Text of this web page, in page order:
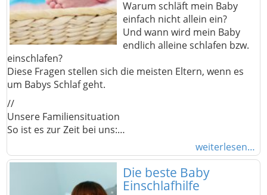
Warum schläft mein Baby
einfach nicht allein ein?
Und wann wird mein Baby
endlich alleine schlafen bzw.
einschlafen?
Diese Fragen stellen sich die meisten Eltern, wenn es
um Babys Schlaf geht.
//
Unsere Familiensituation
So ist es zur Zeit bei uns:…
weiterlesen…
Die beste Baby
Einschlafhilfe